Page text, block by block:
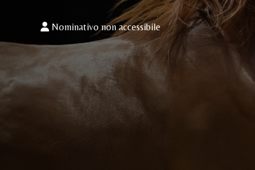
Nominativo non accessibile